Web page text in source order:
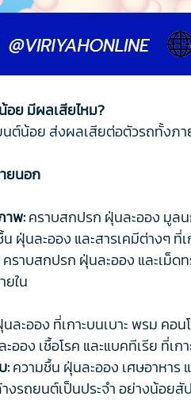
อย มีผลเสียไหม?
ต์น้อย ส่งผลเสียต่อตัวรถทั้งภา
ยนอก
าพ:คราบสกปรก ฝุ่นละออง มูลน
น ฝุ่นละออง และสารเคมีต่างๆ
คราบสกปรก ฝุ่นละออง และเม็ด
ใน
ละออง ที่เกาะบนเบาะ พรม คอ
ออง เชื้อโรค และแบคทีเรีย ที่เ
:ความชื้น ฝุ่นละออง เศษอาหาร
งรถยนต์เป็นประจำ อย่างน้อย